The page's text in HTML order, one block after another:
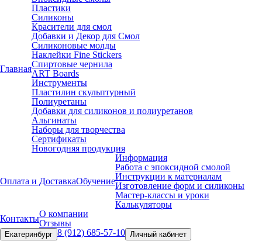
Главная
Пластики
Силиконы
Красители для смол
Добавки и Декор для Смол
Силиконовые молды
Наклейки Fine Stickers
Спиртовые чернила
ART Boards
Инструменты
Пластилин скульптурный
Полиуретаны
Добавки для силиконов и полиуретанов
Альгинаты
Наборы для творчества
Сертификаты
Новогодняя продукция
Оплата и ДоставкаОбучение
Информация
Работа с эпоксидной смолой
Инструкции к материалам
Изготовление форм и силиконы
Мастер-классы и уроки
Калькуляторы
КонтактыО компании
Отзывы
Екатеринбург 8 (912) 685-57-10 Личный кабинет